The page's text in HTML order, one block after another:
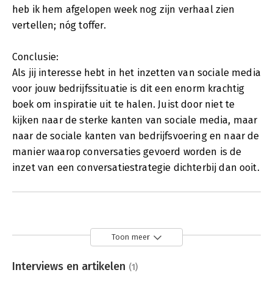
heb ik hem afgelopen week nog zijn verhaal zien
vertellen; nóg toffer.
Conclusie:
Als jij interesse hebt in het inzetten van sociale media
voor jouw bedrijfssituatie is dit een enorm krachtig
boek om inspiratie uit te halen. Juist door niet te
kijken naar de sterke kanten van sociale media, maar
naar de sociale kanten van bedrijfsvoering en naar de
manier waarop conversaties gevoerd worden is de
inzet van een conversatiestrategie dichterbij dan ooit.
Toon meer
Interviews en artikelen (1)